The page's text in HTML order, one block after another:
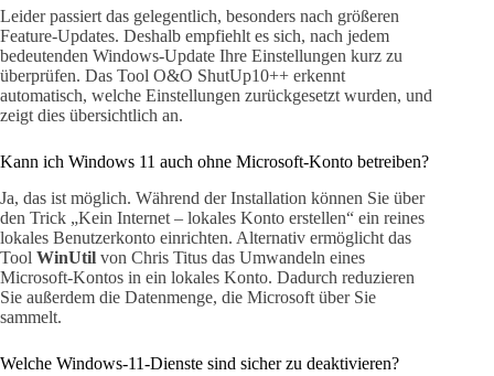
Leider passiert das gelegentlich, besonders nach größeren
Feature-Updates. Deshalb empfiehlt es sich, nach jedem
bedeutenden Windows-Update Ihre Einstellungen kurz zu
überprüfen. Das Tool O&O ShutUp10++ erkennt
automatisch, welche Einstellungen zurückgesetzt wurden, und
zeigt dies übersichtlich an.
Kann ich Windows 11 auch ohne Microsoft-Konto betreiben?
Ja, das ist möglich. Während der Installation können Sie über
den Trick „Kein Internet – lokales Konto erstellen“ ein reines
lokales Benutzerkonto einrichten. Alternativ ermöglicht das
Tool WinUtil von Chris Titus das Umwandeln eines
Microsoft-Kontos in ein lokales Konto. Dadurch reduzieren
Sie außerdem die Datenmenge, die Microsoft über Sie
sammelt.
Welche Windows-11-Dienste sind sicher zu deaktivieren?